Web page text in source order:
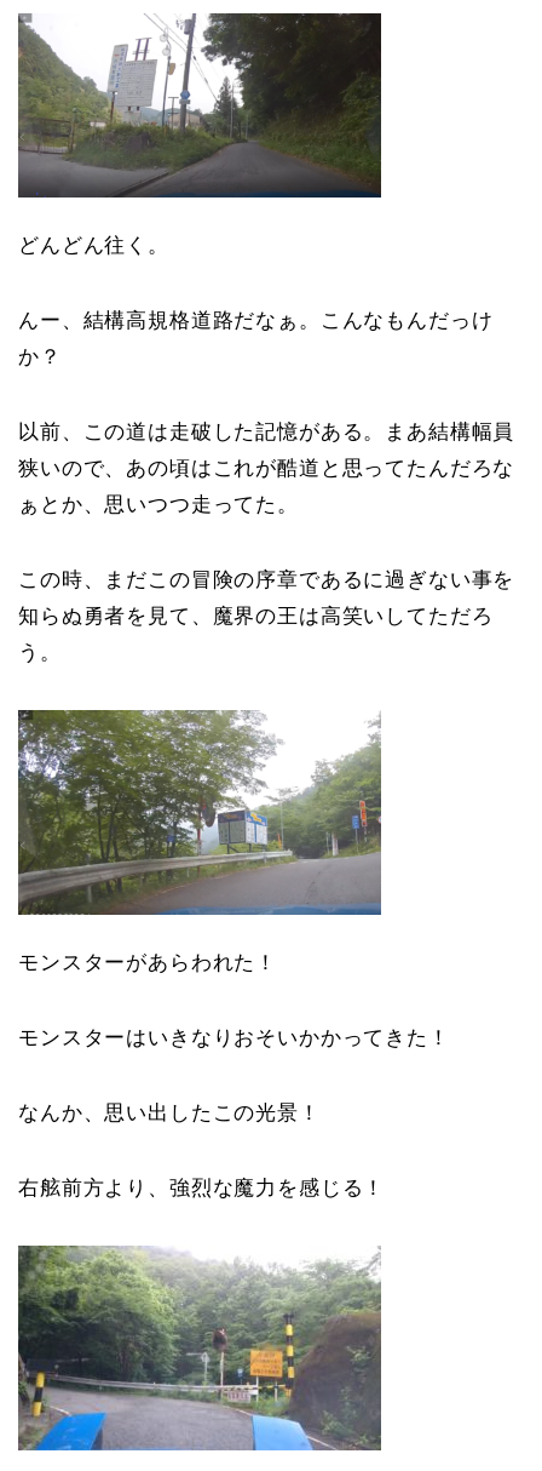
どんどん往く。
んー、結構高規格道路だなぁ。こんなもんだっけ
か？
以前、この道は走破した記憶がある。まあ結構幅員
狭いので、あの頃はこれが酷道と思ってたんだろな
ぁとか、思いつつ走ってた。
この時、まだこの冒険の序章であるに過ぎない事を
知らぬ勇者を見て、魔界の王は高笑いしてただろ
う。
モンスターがあらわれた！
モンスターはいきなりおそいかかってきた！
なんか、思い出したこの光景！
右舷前方より、強烈な魔力を感じる！